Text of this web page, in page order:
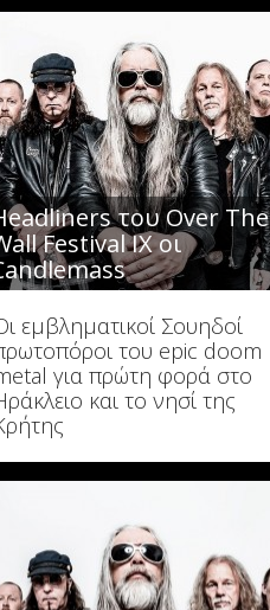
του Over The
Festival IX οι
εμβληματικοί Σουηδοί
του epic doom
για πρώτη φορά στο
και το νησί της